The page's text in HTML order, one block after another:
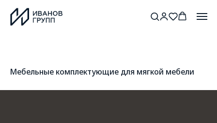
Мебельные комплектующие для мягкой мебели